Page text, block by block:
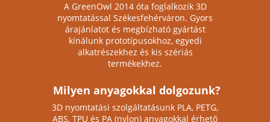
A GreenOwl 2014 óta foglalkozik 3D
nyomtatással Székesfehérváron. Gyors
árajánlatot és megbízható gyártást
kínálunk prototípusokhoz, egyedi
alkatrészekhez és kis szériás
termékekhez.
Milyen anyagokkal dolgozunk?
3D nyomtatási szolgáltatásunk PLA, PETG,
ABS, TPU és PA (nylon) anyagokkal érhető